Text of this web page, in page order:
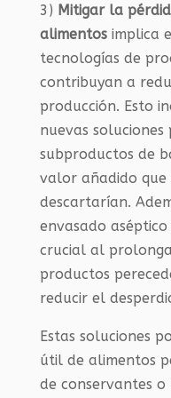
3) Mitigar la
alimentosimplica
tecnologías de
contribuyan a
producción. Esto
nuevas
subproductos de
valor añadido que
descartarían.
envasado
crucial al
productos
reducir el
Estas soluciones
útil de alimentos
de conservantes